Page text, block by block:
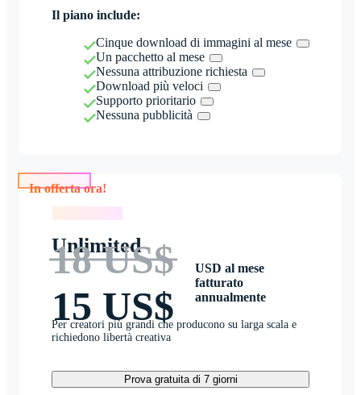
Il piano include:
Cinque download di immagini al mese
Un pacchetto al mese
Nessuna attribuzione richiesta
Download più veloci
Supporto prioritario
Nessuna pubblicità
Unlimited
18 US$
15 US$
USD al mese
fatturato
annualmente
Per creatori più grandi che producono su larga scala e
richiedono libertà creativa
Prova gratuita di 7 giorni